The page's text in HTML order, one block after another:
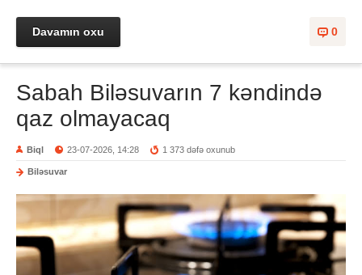
0
Davamın oxu
Sabah Biləsuvarın 7 kəndində
qaz olmayacaq
Biql 23-07-2026, 14:28 1 373 dəfə oxunub
Biləsuvar